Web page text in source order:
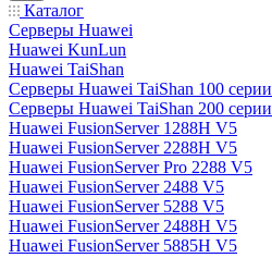
Каталог
Серверы Huawei
Huawei KunLun
Huawei TaiShan
Серверы Huawei TaiShan 100 серии
Серверы Huawei TaiShan 200 серии
Huawei FusionServer 1288H V5
Huawei FusionServer 2288H V5
Huawei FusionServer Pro 2288 V5
Huawei FusionServer 2488 V5
Huawei FusionServer 5288 V5
Huawei FusionServer 2488H V5
Huawei FusionServer 5885H V5